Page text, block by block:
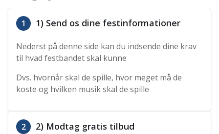
1 1) Send os dine festinformationer
Nederst på denne side kan du indsende dine krav
til hvad festbandet skal kunne
Dvs. hvornår skal de spille, hvor meget må de
koste og hvilken musik skal de spille
2 2) Modtag gratis tilbud